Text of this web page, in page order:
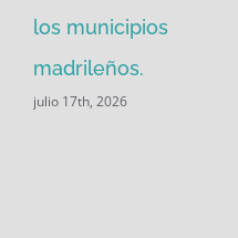
los municipios
madrileños.
julio 17th, 2026